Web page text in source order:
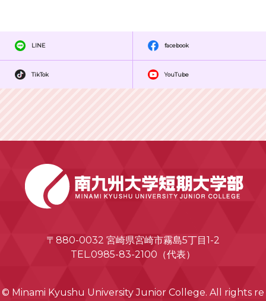
LINE facebook
TikTok YouTube
〒880-0032 宮崎県宮崎市霧島5丁目1-2
TEL.0985-83-2100（代表）
© Minami Kyushu University Junior College. All rights re